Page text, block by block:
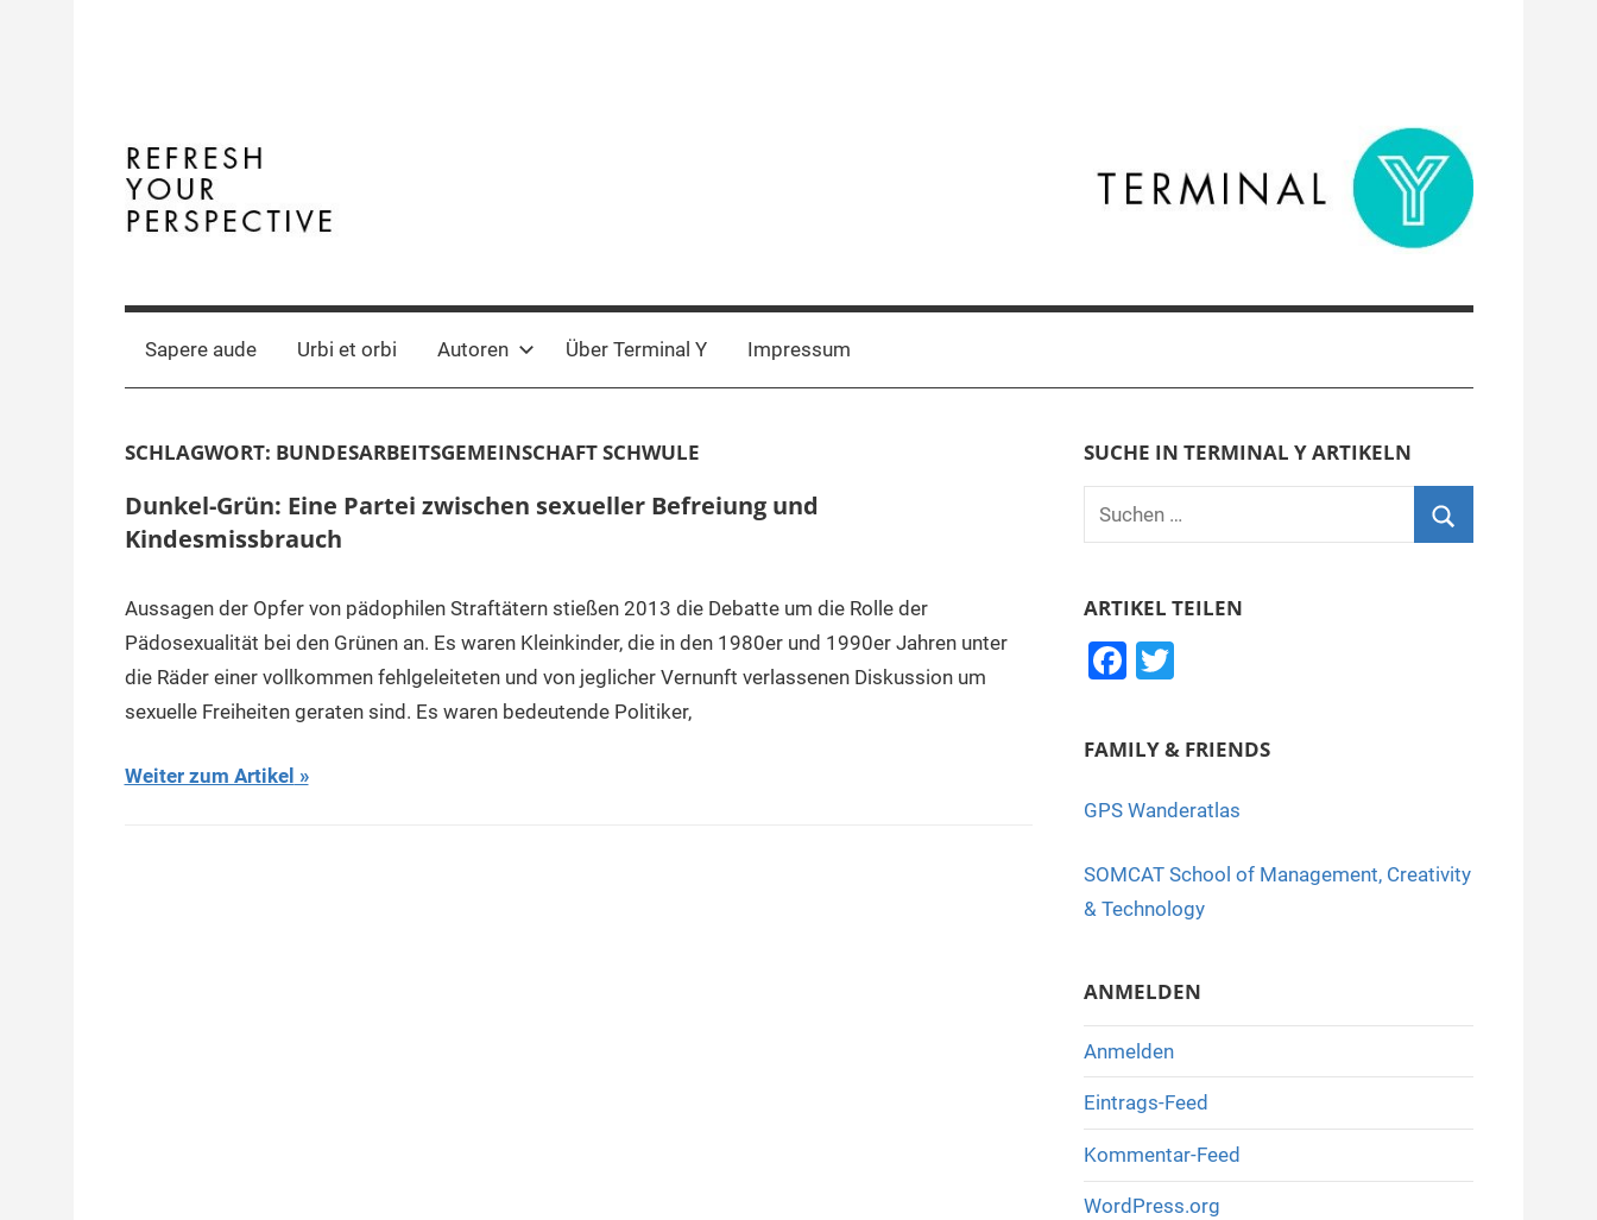
Terminal
Y
Digital
Business
Sapere aude Urbi et orbi Autoren Über Terminal Y Impressum
SCHLAGWORT: BUNDESARBEITSGEMEINSCHAFT SCHWULE
Dunkel-Grün: Eine Partei zwischen sexueller Befreiung und
Kindesmissbrauch
Aussagen der Opfer von pädophilen Straftätern stießen 2013 die Debatte um die Rolle der
Pädosexualität bei den Grünen an. Es waren Kleinkinder, die in den 1980er und 1990er Jahren unter
die Räder einer vollkommen fehlgeleiteten und von jeglicher Vernunft verlassenen Diskussion um
sexuelle Freiheiten geraten sind. Es waren bedeutende Politiker,
Weiter zum Artikel
SUCHE IN TERMINAL Y ARTIKELN
Suchen
nach:
ARTIKEL TEILEN
F
c
b
o
k
T
tt
FAMILY & FRIENDS
GPS Wanderatlas
SOMCAT School of Management, Creativity
& Technology
ANMELDEN
Anmelden
Eintrags-Feed
Kommentar-Feed
WordPress.org